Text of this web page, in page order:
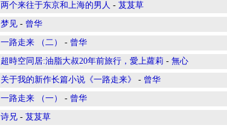
两个来往于东京和上海的男人 - 芨芨草
梦见 - 曾华
一路走来 （二） - 曾华
超時空同居:油脂大叔20年前旅行，愛上蘿莉 - 無心
关于我的新作长篇小说《一路走来》 - 曾华
一路走来 （一） - 曾华
诗兄 - 芨芨草